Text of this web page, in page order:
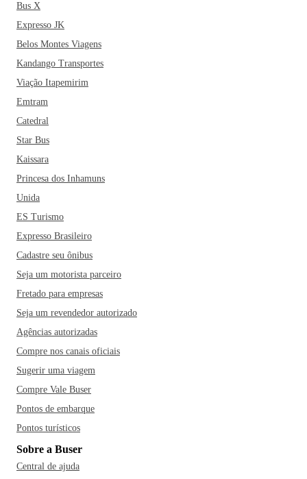
Bus X
Expresso JK
Belos Montes Viagens
Kandango Transportes
Viação Itapemirim
Emtram
Catedral
Star Bus
Kaissara
Princesa dos Inhamuns
Unida
ES Turismo
Expresso Brasileiro
Cadastre seu ônibus
Seja um motorista parceiro
Fretado para empresas
Seja um revendedor autorizado
Agências autorizadas
Compre nos canais oficiais
Sugerir uma viagem
Compre Vale Buser
Pontos de embarque
Pontos turísticos
Sobre a Buser
Central de ajuda